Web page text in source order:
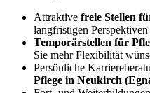
Attraktive freie Stellen
langfristigen
Temporärstellen für
Sie mehr Flexibilität
Persönliche
Pflege in Neukirch